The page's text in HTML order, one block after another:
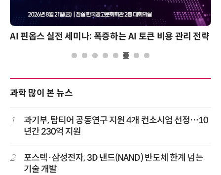
AI 핀옵스 실전 세미나: 폭증하는 AI 토큰 비용 관리 전략
과학 많이 본 뉴스
1
과기부, 탑티어 공동연구 지원 4개 컨소시엄 선정…10
년간 230억 지원
2
포스텍·삼성전자, 3D 낸드(NAND) 반도체 한계 넘는
기술 개발